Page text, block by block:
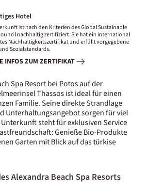
Hotel
ist nach den Kriterien des Global Sustainable
nachhaltig zertifiziert. Sie hat ein international
Nachhaltigkeitszertifikat und erfüllt vorgegebene
Sozialstandards.
INFOS ZUM ZERTIFIKAT
Spa Resort bei Potos auf der
Thassos ist ideal für einen
Familie. Seine direkte Strandlage
Unterhaltungsangebot sorgen für viel
steht für exklusiven Service
Genieße Bio-Produkte
Garten mit Blick auf das türkise
Alexandra Beach Spa Resorts